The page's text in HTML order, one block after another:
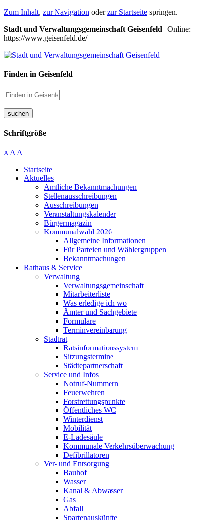
Zum Inhalt, zur Navigation oderzur Startseite springen.
Stadt und Verwaltungsgemeinschaft Geisenfeld | Online:
https://www.geisenfeld.de/
Finden in Geisenfeld
suchen
Schriftgröße
A A A
Startseite
Aktuelles
Amtliche Bekanntmachungen
Stellenausschreibungen
Ausschreibungen
Veranstaltungskalender
Bürgermagazin
Kommunalwahl 2026
Allgemeine Informationen
Für Parteien und Wählergruppen
Bekanntmachungen
Rathaus & Service
Verwaltung
Verwaltungsgemeinschaft
Mitarbeiterliste
Was erledige ich wo
Ämter und Sachgebiete
Formulare
Terminvereinbarung
Stadtrat
Ratsinformationssystem
Sitzungstermine
Städtepartnerschaft
Service und Infos
Notruf-Nummern
Feuerwehren
Forstrettungspunkte
Öffentliches WC
Winterdienst
Mobilität
E-Ladesäule
Kommunale Verkehrsüberwachung
Defibrillatoren
Ver- und Entsorgung
Bauhof
Wasser
Kanal & Abwasser
Gas
Abfall
Spartenauskünfte